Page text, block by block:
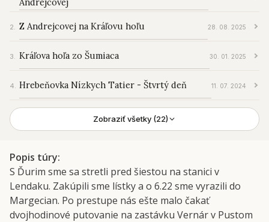
Popis túry
S Ďurim sme sa stretli pred šiestou na stanici v
Lendaku. Zakúpili sme lístky a o 6.22 sme vyrazili do
Margecian. Po prestupe nás ešte malo čakať
dvojhodinové putovanie na zastávku Vernár v Pustom
Z Andrejcovej na Kráľovu hoľu 28. 08. 2025
Kráľova hoľa zo Šumiaca 30. 01. 2025
Hrebeňovka Nízkych Tatier - Štvrtý deň 11. 07. 2024
Zobraziť všetky (22)